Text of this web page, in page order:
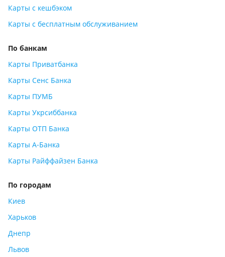
Карты с кешбэком
Карты с бесплатным обслуживанием
По банкам
Карты Приватбанка
Карты Сенс Банка
Карты ПУМБ
Карты Укрсиббанка
Карты ОТП Банка
Карты А-Банка
Карты Райффайзен Банка
По городам
Киев
Харьков
Днепр
Львов